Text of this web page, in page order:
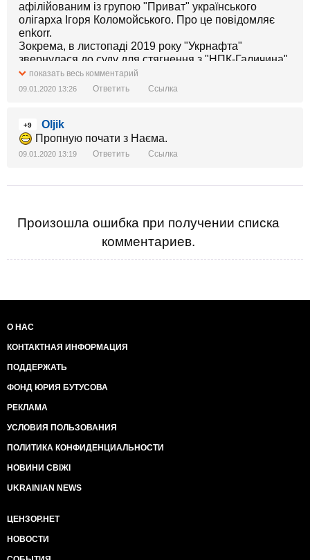
афілійованим із групою "Приват" українського
олігарха Ігоря Коломойського. Про це повідомляє
enkorr.
Зокрема, в листопаді 2019 року "Укрнафта"
звернулася до суду для стягнення з "НПК-Галичина"
65,3 млн грн боргу за постачання. Всього
неоплаченими були понад 20 млн куб. м. газу.
показать весь комментарий
09.01.2020 13:26 Ответить Ссылка
+9
Oljik
Пропную почати з Наєма.
09.01.2020 13:19 Ответить Ссылка
Произошла ошибка при получении списка
комментариев.
О НАС
КОНТАКТНАЯ ИНФОРМАЦИЯ
ПОДДЕРЖАТЬ
ФОНД ЮРИЯ БУТУСОВА
РЕКЛАМА
УСЛОВИЯ ПОЛЬЗОВАНИЯ
ПОЛИТИКА КОНФИДЕНЦИАЛЬНОСТИ
НОВИНИ СВІЖІ
UKRAINIAN NEWS
ЦЕНЗОР.НЕТ
НОВОСТИ